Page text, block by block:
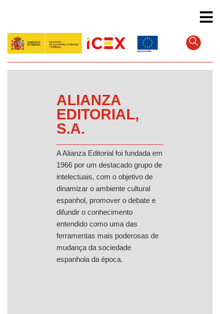
conteúdo
principal
ALIANZA
EDITORIAL,
S.A.
A Alianza Editorial foi fundada em
1966 por um destacado grupo de
intelectuais, com o objetivo de
dinamizar o ambiente cultural
espanhol, promover o debate e
difundir o conhecimento
entendido como uma das
ferramentas mais poderosas de
mudança da sociedade
espanhola da época.